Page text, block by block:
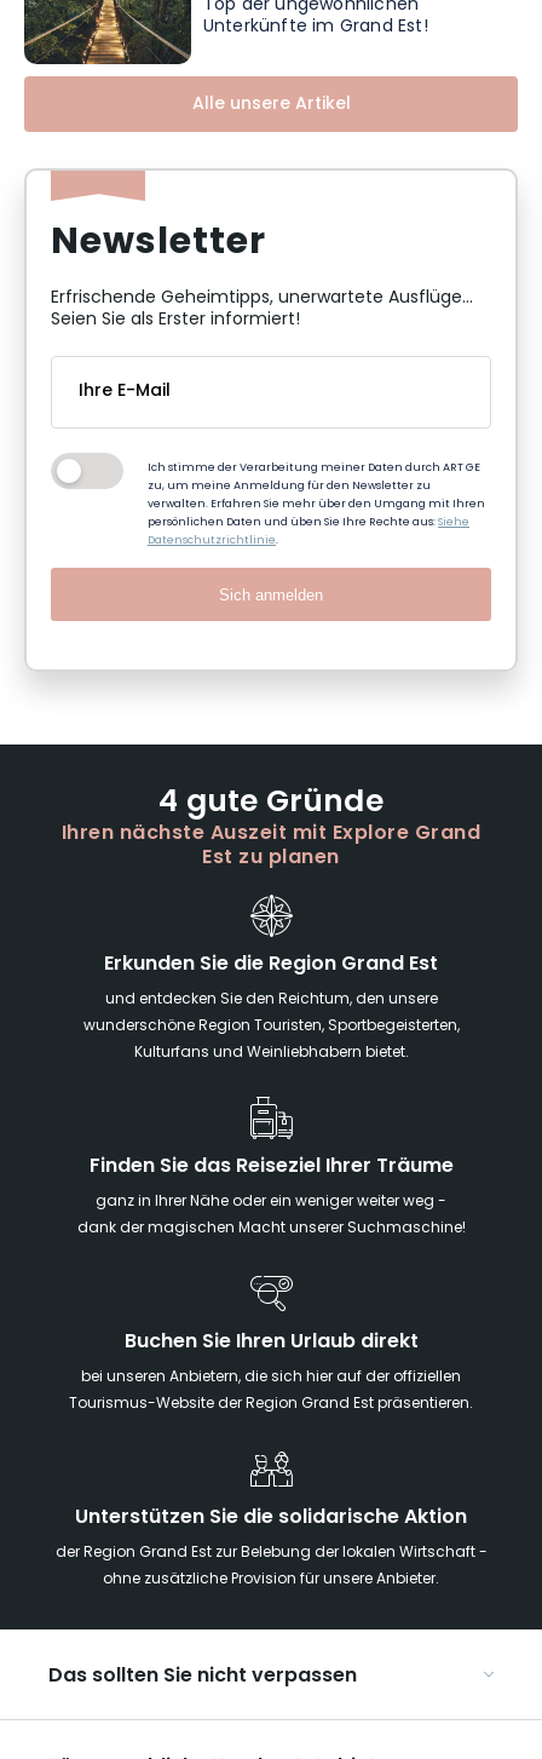
Top der ungewöhnlichen
Unterkünfte im Grand Est!
Alle unsere Artikel
Newsletter
Erfrischende Geheimtipps, unerwartete Ausflüge...
Seien Sie als Erster informiert!
Ich stimme der Verarbeitung meiner Daten durch ART GE
zu, um meine Anmeldung für den Newsletter zu
verwalten. Erfahren Sie mehr über den Umgang mit Ihren
persönlichen Daten und üben Sie Ihre Rechte aus:Siehe
Datenschutzrichtlinie.
Sich anmelden
4 gute Gründe
Ihren nächste Auszeit mit Explore Grand
Est zu planen
Erkunden Sie die Region Grand Est
und entdecken Sie den Reichtum, den unsere
wunderschöne Region Touristen, Sportbegeisterten,
Kulturfans und Weinliebhabern bietet.
Finden Sie das Reiseziel Ihrer Träume
ganz in Ihrer Nähe oder ein weniger weiter weg -
dank der magischen Macht unserer Suchmaschine!
Buchen Sie Ihren Urlaub direkt
bei unseren Anbietern, die sich hier auf der offiziellen
Tourismus-Website der Region Grand Est präsentieren.
Unterstützen Sie die solidarische Aktion
der Region Grand Est zur Belebung der lokalen Wirtschaft -
ohne zusätzliche Provision für unsere Anbieter.
Das sollten Sie nicht verpassen